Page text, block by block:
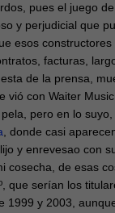
pues el juego
y perjudicial que
esos constructores
facturas,
de la prensa,
vió con Waiter
pero en lo
, donde casi
y enrevesao con
cosecha, de esas
que serían los
1999 y 2003,